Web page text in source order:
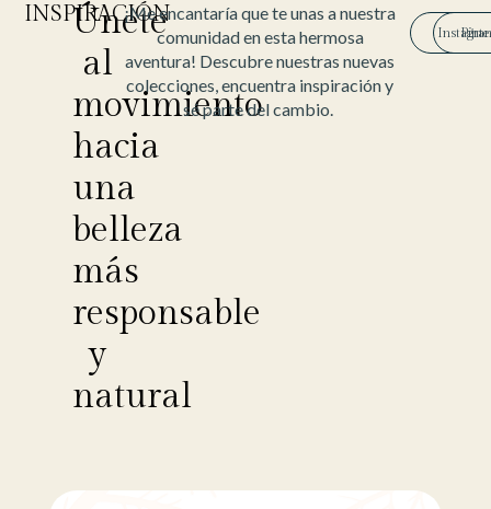
INSPIRACIÓN
Únete
al
movimiento
hacia
una
belleza
más
responsable
y
natural
¡Me encantaría que te unas a nuestra
comunidad en esta hermosa
aventura! Descubre nuestras nuevas
colecciones, encuentra inspiración y
sé parte del cambio.